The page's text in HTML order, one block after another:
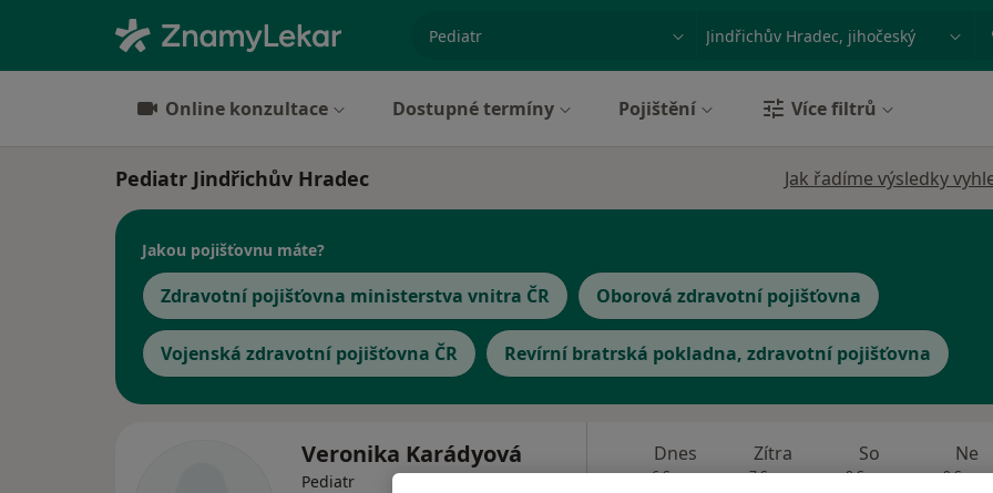
Město nebo region
Online konzultace Dostupné termíny Pojištění Více filtrů
Pediatr Jindřichův Hradec Jak řadíme výsledky
Jakou pojišťovnu máte?
Zdravotní pojišťovna ministerstva vnitra ČR Oborová zdravotní pojišťovna
Vojenská zdravotní pojišťovna ČR Revírní bratrská pokladna, zdravotní pojišťovna
Veronika Karádyová
Pediatr
Dnes
6 Srpen
Zítra
7 Srpen
So
8 Srpen
Ne
9 Srpen